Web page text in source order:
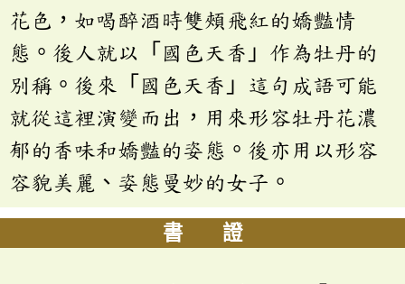
花色，如喝醉酒時雙頰飛紅的嬌豔情
態。後人就以「國色天香」作為牡丹的
別稱。後來「國色天香」這句成語可能
就從這裡演變而出，用來形容牡丹花濃
郁的香味和嬌豔的姿態。後亦用以形容
容貌美麗、姿態曼妙的女子。
書 證